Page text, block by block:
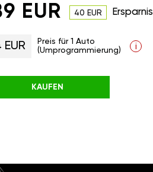
EUR 40 EUR Ersparnis
EUR
Preis für 1 Auto
(Umprogrammierung)
i
KAUFEN